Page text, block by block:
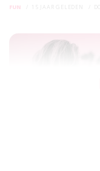
FUN